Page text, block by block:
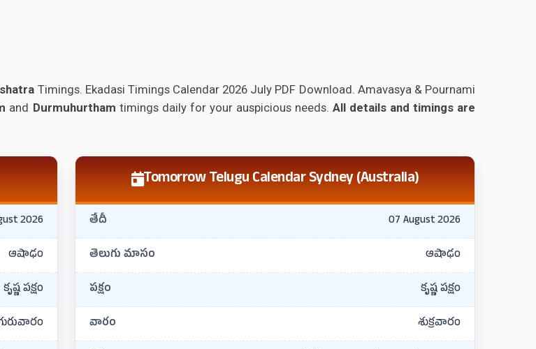
Timings. Ekadasi Timings Calendar 2026 July PDF Download. Amavasya & Pournami
and Durmuhurtham timings daily for your auspicious needs. All details and timings are
2026
ఆషాఢం
కృష్ణ పక్షం
Tomorrow Telugu Calendar Sydney (Australia)
తేదీ 07 August 2026
తెలుగు మాసం ఆషాఢం
పక్షం కృష్ణ పక్షం
వారం శుక్రవారం